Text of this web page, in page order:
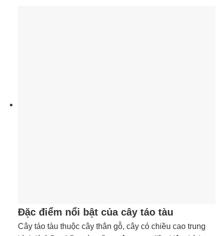
Đặc điểm nổi bật của cây táo tàu
Cây táo tàu thuộc cây thân gỗ, cây có chiều cao trung